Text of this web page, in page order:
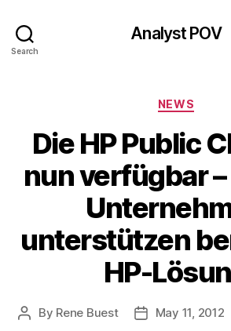
Search
Analyst POV
NEWS
Die HP Public
nun verfügbar
unterstützen
HP-
Post
By Rene Buest
PostMay 11, 2012